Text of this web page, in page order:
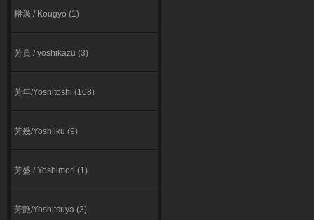
耕漁 / Kougyo (1)
芳員 / yoshikazu (3)
芳年/Yoshitoshi (108)
芳幾/Yoshiiku (9)
芳盛 / Yoshimori (1)
芳艶/Yoshitsuya (3)